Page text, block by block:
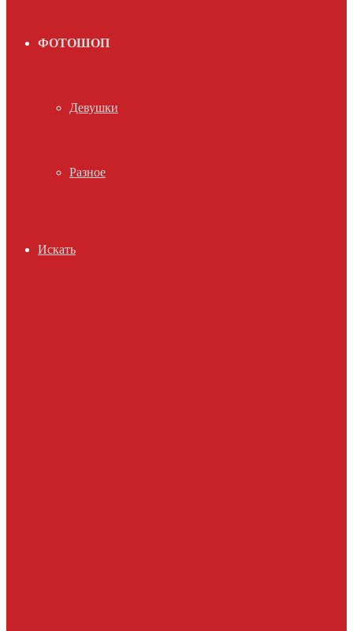
ФОТОШОП
Девушки
Разное
Искать